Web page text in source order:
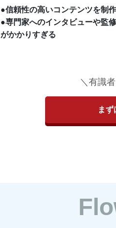
●信頼性の高いコンテンツを制
●専門家へのインタビューや監
がかかりすぎる
＼有識
ま